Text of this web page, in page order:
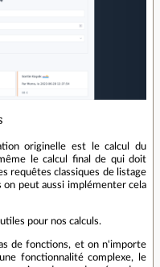
originelle est le calcul du
le calcul final de qui doit
requêtes classiques de listage
on peut aussi implémenter cela
pour nos calculs.
de fonctions, et on n'importe
fonctionnalité complexe, le